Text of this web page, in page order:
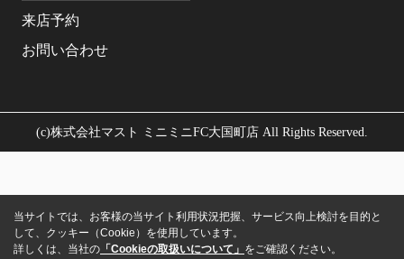
来店予約
お問い合わせ
(c)株式会社マスト ミニミニFC大国町店 All Rights Reserved.
当サイトでは、お客様の当サイト利用状況把握、サービス向上検討を目的と
して、クッキー（Cookie）を使用しています。
詳しくは、当社の 「Cookieの取扱いについて」 をご確認ください。